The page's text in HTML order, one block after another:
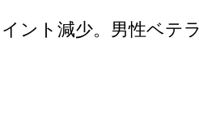
ト減少。男性ベテ